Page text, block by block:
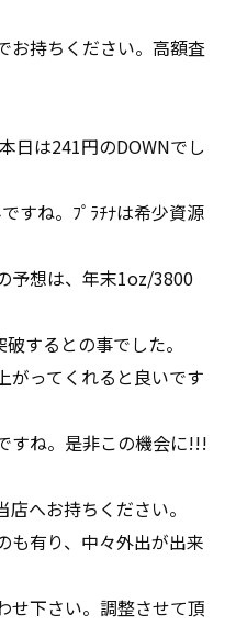
お持ちください。高額査
日は241円のDOWNでし
すね。ﾌﾟﾗﾁﾅは希少資源
予想は、年末1oz/3800
するとの事でした。
がってくれると良いです
すね。是非この機会に!!!
へお持ちください。
も有り、中々外出が出来
せ下さい。調整させて頂